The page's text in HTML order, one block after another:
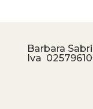
Barbara
Iva